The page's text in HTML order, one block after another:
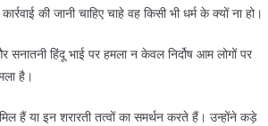
की जानी चाहिए चाहे वह किसी भी धर्म के क्यों ना हो।
हिंदू भाई पर हमला न केवल निर्दोष आम लोगों पर
है।
हैं या इन शरारती तत्वों का समर्थन करते हैं। उन्होंने कड़े